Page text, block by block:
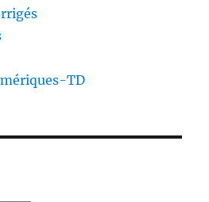
TD